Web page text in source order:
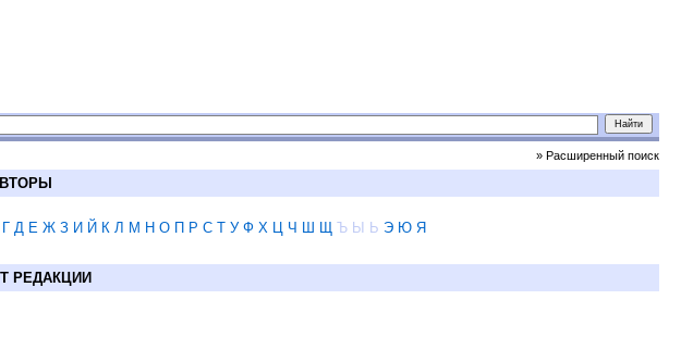
» Расширенный поиск
Г Д Е Ж З И Й К Л М Н О П Р С Т У Ф Х Ц Ч Ш Щ Ъ Ы Ь Э Ю Я
РЕДАКЦИИ